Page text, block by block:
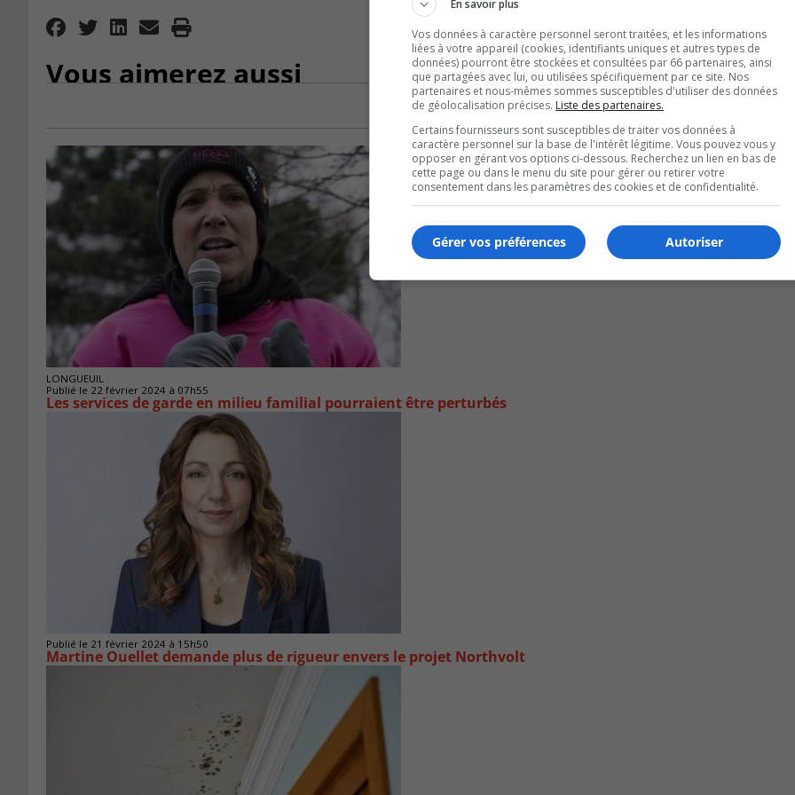
Vous aimerez aussi
LONGUEUIL
Publié le 22 février 2024 à 07h55
Les services de garde en milieu familial pourraient être perturbés
Publié le 21 février 2024 à 15h50
Martine Ouellet demande plus de rigueur envers le projet Northvolt
En savoir plus
Vos données à caractère personnel seront traitées, et les informations
liées à votre appareil (cookies, identifiants uniques et autres types de
données) pourront être stockées et consultées par 66 partenaires, ainsi
que partagées avec lui, ou utilisées spécifiquement par ce site. Nos
partenaires et nous-mêmes sommes susceptibles d'utiliser des données
de géolocalisation précises. Liste des partenaires.
Certains fournisseurs sont susceptibles de traiter vos données à
caractère personnel sur la base de l'intérêt légitime. Vous pouvez vous y
opposer en gérant vos options ci-dessous. Recherchez un lien en bas de
cette page ou dans le menu du site pour gérer ou retirer votre
consentement dans les paramètres des cookies et de confidentialité.
Autoriser
Gérer vos préférences